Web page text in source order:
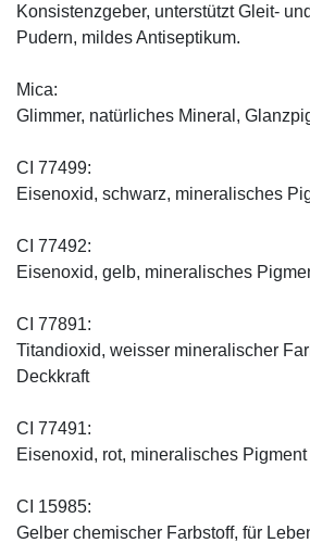
Konsistenzgeber, unterstützt Gleit-
Pudern, mildes Antiseptikum.
Mica:
Glimmer, natürliches Mineral,
CI 77499:
Eisenoxid, schwarz, mineralisches
CI 77492:
Eisenoxid, gelb, mineralisches
CI 77891:
Titandioxid, weisser mineralischer
Deckkraft
CI 77491:
Eisenoxid, rot, mineralisches Pigment
CI 15985:
Gelber chemischer Farbstoff, für